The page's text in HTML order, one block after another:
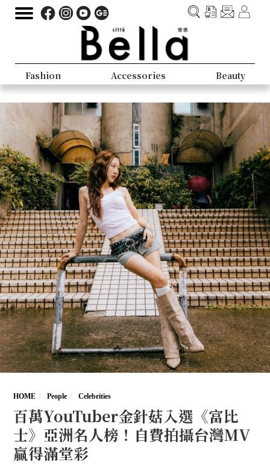
Fashion Accessories Beauty
HOME People Celebrities
百萬YouTuber金針菇入選《富比
士》亞洲名人榜！自費拍攝台灣MV
贏得滿堂彩